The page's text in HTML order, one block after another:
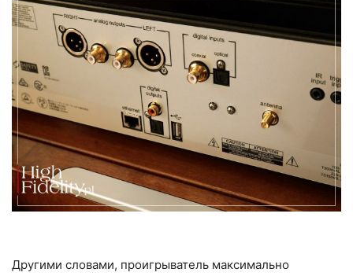
Другими словами, проигрыватель максимально